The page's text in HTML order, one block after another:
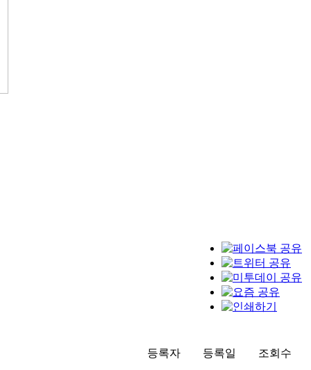
등록자 등록일 조회수